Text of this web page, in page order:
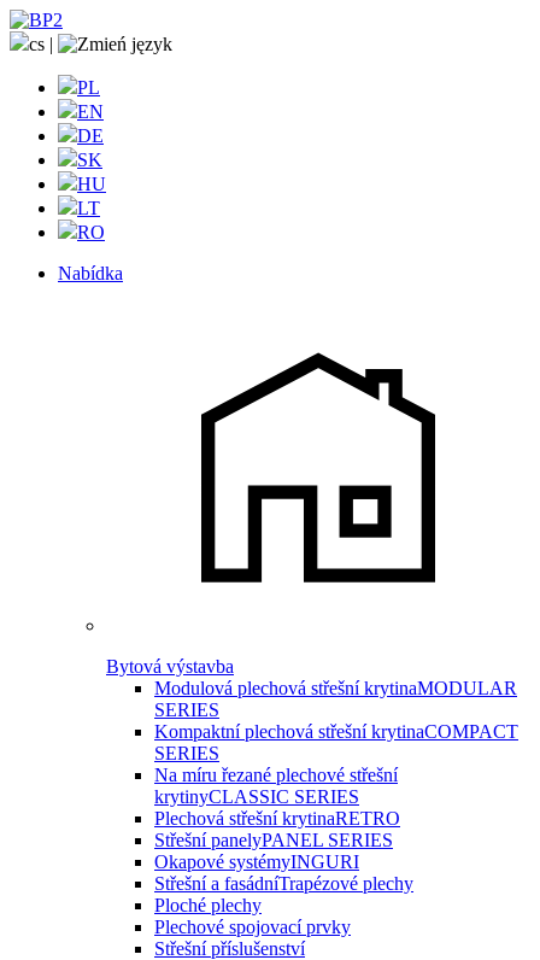
cs |
PL
EN
DE
SK
HU
LT
RO
Nabídka
Bytová výstavba
Modulová plechová střešní krytinaMODULAR
SERIES
Kompaktní plechová střešní krytinaCOMPACT
SERIES
Na míru řezané plechové střešní
krytinyCLASSIC SERIES
Plechová střešní krytinaRETRO
Střešní panelyPANEL SERIES
Okapové systémyINGURI
Střešní a fasádníTrapézové plechy
Ploché plechy
Plechové spojovací prvky
Střešní příslušenství